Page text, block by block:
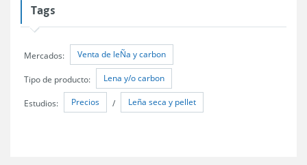
Tags
Mercados: Venta de leÑa y carbon
Tipo de producto: Lena y/o carbon
Estudios: Precios / Leña seca y pellet